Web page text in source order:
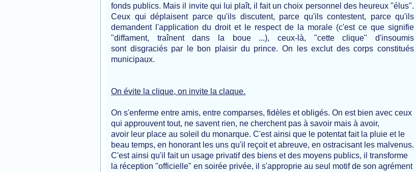
fonds publics. Mais il invite qui lui plaît, il fait un choix personnel des heureux "élus".
Ceux qui déplaisent parce qu'ils discutent, parce qu'ils contestent, parce qu'ils
demandent l'application du droit et le respect de la morale (c'est ce que signifie
"diffament, traînent dans la boue ...), ceux-là, "cette clique" d'insoumis
sont disgraciés par le bon plaisir du prince. On les exclut des corps constitués
municipaux.
On évite la clique, on invite la claque.
On s'enferme entre amis, entre comparses, fidèles et obligés. On est bien avec ceux
qui approuvent tout, ne savent rien, ne cherchent pas à savoir mais à avoir,
avoir leur place au soleil du monarque. C'est ainsi que le potentat fait la pluie et le
beau temps, en honorant les uns qu'il reçoit et abreuve, en ostracisant les malvenus.
C'est ainsi qu'il fait un usage privatif des biens et des moyens publics, il transforme
la réception "officielle" en soirée privée, il s'approprie au seul motif de son agrément